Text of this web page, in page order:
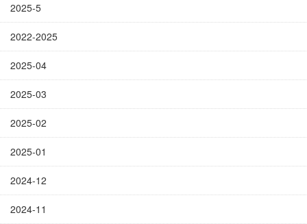
2025-5
2022-2025
2025-04
2025-03
2025-02
2025-01
2024-12
2024-11